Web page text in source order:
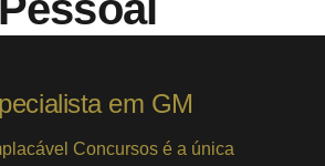
em GM
Concursos é a única